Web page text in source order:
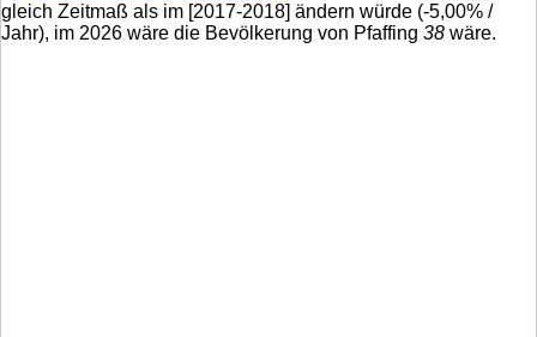
gleich Zeitmaß als im [2017-2018] ändern würde (-5,00% /
Jahr), im 2026 wäre die Bevölkerung von Pfaffing 38 wäre.